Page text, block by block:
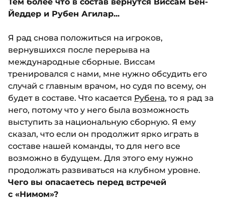
Йеддер и Рубен Агилар...
Я рад снова положиться на игроков,
вернувшихся после перерыва на
международные сборные. Виссам
тренировался с нами, мне нужно обсудить его
случай с главным врачом, но судя по всему, он
будет в составе. Что касается Рубена, то я рад за
него, потому что у него была возможность
выступить за национальную сборную. Я ему
сказал, что если он продолжит ярко играть в
составе нашей команды, то для него все
возможно в будущем. Для этого ему нужно
продолжать развиваться на клубном уровне.
Чего вы опасаетесь перед встречей
с «Нимом»?